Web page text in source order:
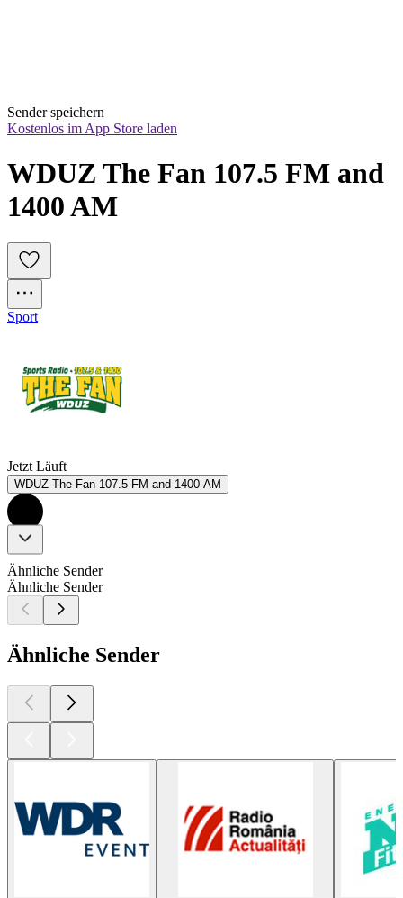
Sender speichern
Kostenlos im App Store laden
WDUZ The Fan 107.5 FM and
1400 AM
Sport
Jetzt Läuft
WDUZ The Fan 107.5 FM and 1400 AM
Ähnliche Sender
Ähnliche Sender
Ähnliche Sender